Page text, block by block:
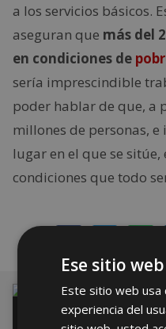
a los servicios básicos.
aseguran que más del
en condiciones de
sería imprescindible
poder hablar de que, a
millones de personas,
lugar en el que se sitúe,
condiciones que todo
Ese sitio
Este sitio web usa
experiencia del